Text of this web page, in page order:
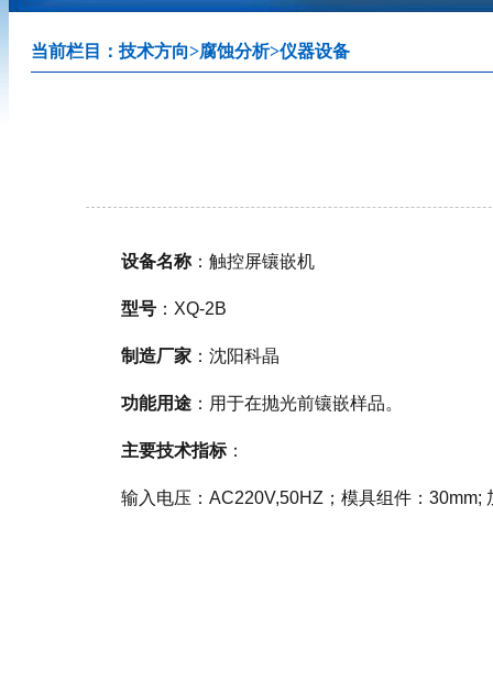
当前栏目： 技术方向>腐蚀分析>仪器设备
设备名称：触控屏镶嵌机
型号 ：XQ-2B
制造厂家 ：沈阳科晶
功能用途 ：用于在抛光前镶嵌样品。
主要技术指标：
输入电压：AC220V,50HZ；模具组件：30mm;